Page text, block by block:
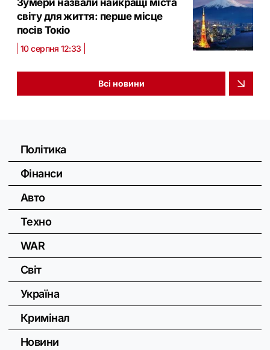
світу для життя: перше місце
посів Токіо
10 серпня 12:33
Всі новини
Політика
Фінанси
Авто
Техно
WAR
Світ
Україна
Кримінал
Новини